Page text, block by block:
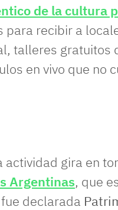
de la cultura
para recibir a
talleres gratuitos
en vivo que no
actividad gira en
Argentinas, que
declarada